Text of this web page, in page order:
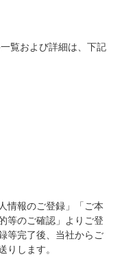
覧および詳細は、下記
情報のご登録」「ご本
等のご確認」よりご登
等完了後、当社からご
します。